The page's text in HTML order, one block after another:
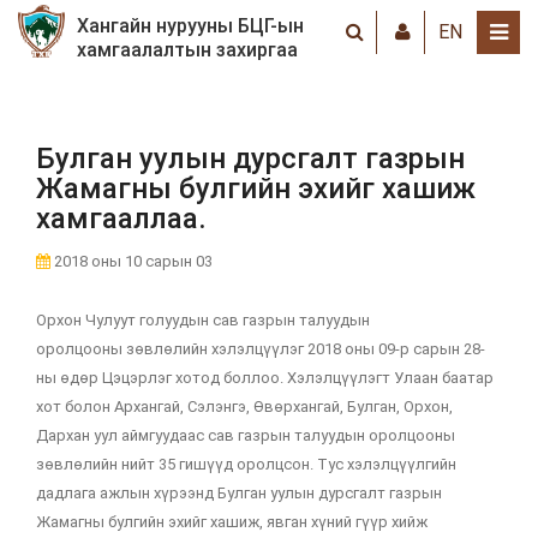
Хангайн нурууны БЦГ-ын
хамгаалалтын захиргаа
EN
Булган уулын дурсгалт газрын
Жамагны булгийн эхийг хашиж
хамгааллаа.
2018 оны 10 сарын 03
Орхон Чулуут голуудын сав газрын талуудын
оролцооны зөвлөлийн хэлэлцүүлэг 2018 оны 09-р сарын 28-
ны өдөр Цэцэрлэг хотод боллоо. Хэлэлцүүлэгт Улаан баатар
хот болон Архангай, Сэлэнгэ, Өвөрхангай, Булган, Орхон,
Дархан уул аймгуудаас сав газрын талуудын оролцооны
зөвлөлийн нийт 35 гишүүд оролцсон. Тус хэлэлцүүлгийн
дадлага ажлын хүрээнд Булган уулын дурсгалт газрын
Жамагны булгийн эхийг хашиж, явган хүний гүүр хийж